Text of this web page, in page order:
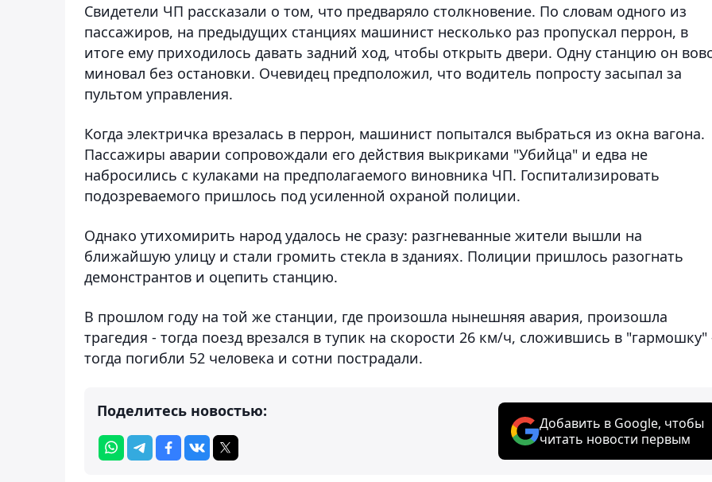
Свидетели ЧП рассказали о том, что предваряло столкновение. По словам одного из
пассажиров, на предыдущих станциях машинист несколько раз пропускал перрон, в
итоге ему приходилось давать задний ход, чтобы открыть двери. Одну станцию он
миновал без остановки. Очевидец предположил, что водитель попросту засыпал за
пультом управления.
Когда электричка врезалась в перрон, машинист попытался выбраться из окна вагона.
Пассажиры аварии сопровождали его действия выкриками "Убийца" и едва не
набросились с кулаками на предполагаемого виновника ЧП. Госпитализировать
подозреваемого пришлось под усиленной охраной полиции.
Однако утихомирить народ удалось не сразу: разгневанные жители вышли на
ближайшую улицу и стали громить стекла в зданиях. Полиции пришлось разогнать
демонстрантов и оцепить станцию.
В прошлом году на той же станции, где произошла нынешняя авария, произошла
трагедия - тогда поезд врезался в тупик на скорости 26 км/ч, сложившись в "гармошку"
тогда погибли 52 человека и сотни пострадали.
Поделитесь новостью:
Добавить в Google, чтобы
читать новости первым